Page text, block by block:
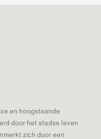
en hoogstaande
door het stadse leven
zich door een